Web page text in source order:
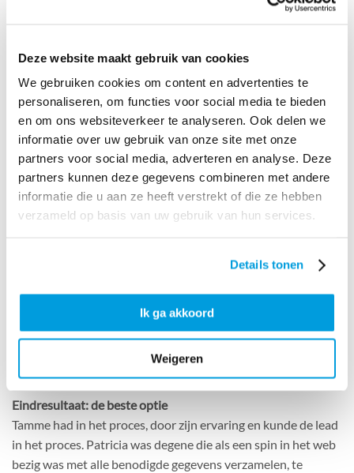
Deze website maakt gebruik van cookies
We gebruiken cookies om content en advertenties te
personaliseren, om functies voor social media te bieden
en om ons websiteverkeer te analyseren. Ook delen we
informatie over uw gebruik van onze site met onze
partners voor social media, adverteren en analyse. Deze
partners kunnen deze gegevens combineren met andere
informatie die u aan ze heeft verstrekt of die ze hebben
verzameld op basis van uw gebruik van hun services.
Details tonen
Ik ga akkoord
Weigeren
niet van hun business. Uiteindelijk komen bij een
zijn. Maar ze hebben mijn kennis en kunde van mijn vak ook
nodig. Zo vul je elkaar goed aan.”
Eindresultaat: de beste optie
Tamme had in het proces, door zijn ervaring en kunde de lead
in het proces. Patricia was degene die als een spin in het web
bezig was met alle benodigde gegevens verzamelen, te